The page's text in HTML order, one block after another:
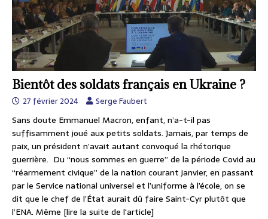
Bientôt des soldats français en Ukraine ?
27 février 2024 Serge Faubert
Sans doute Emmanuel Macron, enfant, n’a-t-il pas
suffisamment joué aux petits soldats. Jamais, par temps de
paix, un président n’avait autant convoqué la rhétorique
guerrière. Du “nous sommes en guerre” de la période Covid au
“réarmement civique” de la nation courant janvier, en passant
par le Service national universel et l’uniforme à l’école, on se
dit que le chef de l’État aurait dû faire Saint-Cyr plutôt que
l’ENA. Même [lire la suite de l'article]